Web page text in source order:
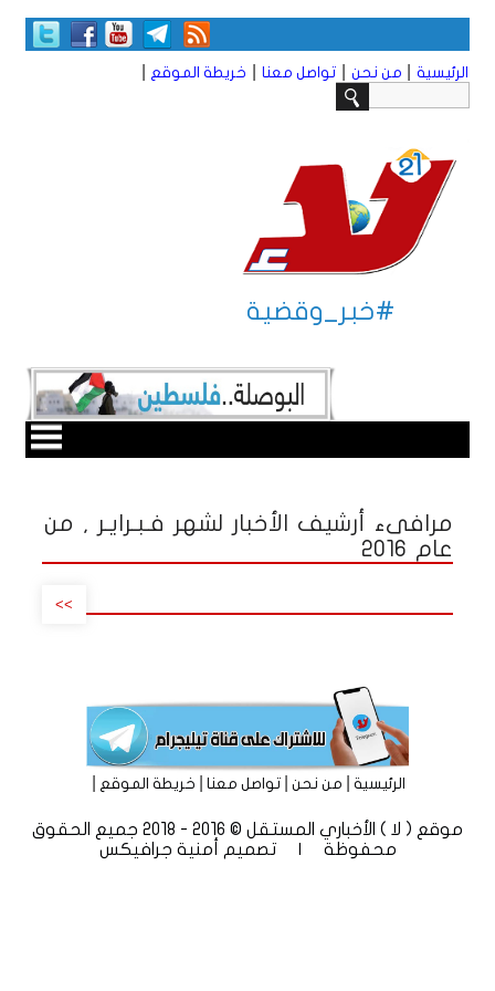
الرئيسية من نحن تواصل معنا خريطة الموقع
#خبر_وقضية
مرافىء أرشيف الأخبار لشهر فـبـرايـر , من
عام 2016
>>
الرئيسية|من نحن|تواصل معنا|خريطة الموقع
موقع ( لا ) الأخباري المستقل © 2016 - 2018 جميع الحقوق
محفوظة | تصميم
أمنية جرافيكس